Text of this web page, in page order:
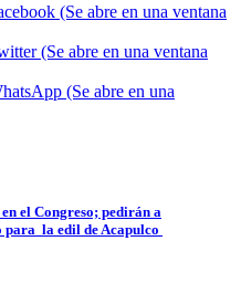
(Se abre en una ventana
(Se abre en una ventana
(Se abre en una
el Congreso; pedirán a
para la edil de Acapulco